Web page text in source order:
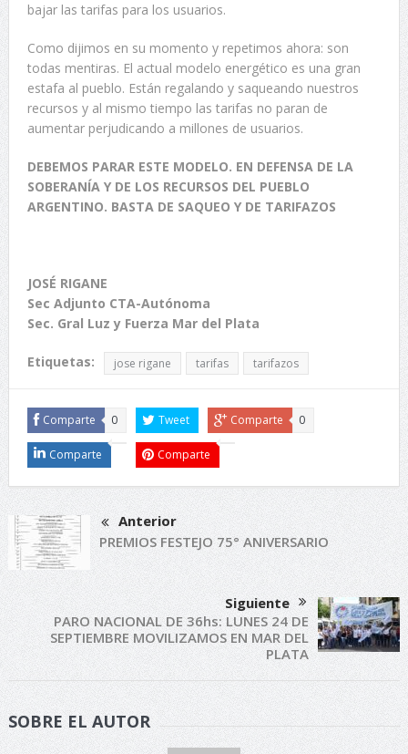
bajar las tarifas para los usuarios.
Como dijimos en su momento y repetimos ahora: son
todas mentiras. El actual modelo energético es una gran
estafa al pueblo. Están regalando y saqueando nuestros
recursos y al mismo tiempo las tarifas no paran de
aumentar perjudicando a millones de usuarios.
DEBEMOS PARAR ESTE MODELO. EN DEFENSA DE LA
SOBERANÍA Y DE LOS RECURSOS DEL PUEBLO
ARGENTINO. BASTA DE SAQUEO Y DE TARIFAZOS
JOSÉ RIGANE
Sec Adjunto CTA-Autónoma
Sec. Gral Luz y Fuerza Mar del Plata
Etiquetas: jose rigane tarifas tarifazos
Comparte 0 Tweet Comparte 0
Comparte Comparte
Anterior
PREMIOS FESTEJO 75° ANIVERSARIO
Siguiente
PARO NACIONAL DE 36hs: LUNES 24 DE
SEPTIEMBRE MOVILIZAMOS EN MAR DEL
PLATA
SOBRE EL AUTOR